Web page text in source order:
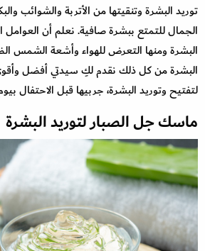
توريد البشرة وتنقيتها من الأتربة والشوائب
الجمال للتمتع ببشرة صافية. نعلم أن العوامل
البشرة ومنها التعرض للهواء وأشعة الشمس
البشرة من كل ذلك نقدم لكِ سيدتي أفضل
لتفتيح وتوريد البشرة، جربيها قبل الاحتفال
ماسك جل الصبار لتوريد البشرة